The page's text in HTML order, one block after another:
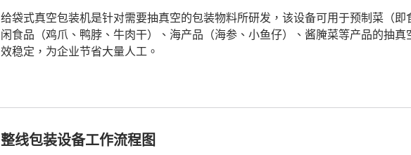
给袋式真空包装机是针对需要抽真空的包装物料所研发，该设备可用于预制菜（
闲食品（鸡爪、鸭脖、牛肉干）、海产品（海参、小鱼仔）、酱腌菜等产品的抽
效稳定，为企业节省大量人工。
整线包装设备工作流程图